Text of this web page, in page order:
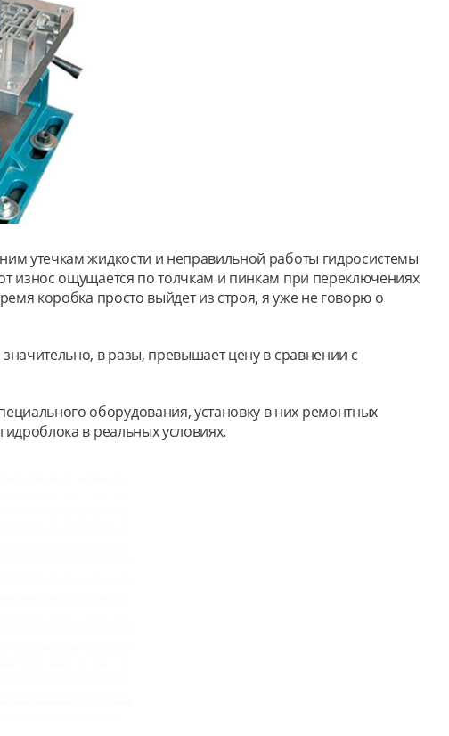
утечкам жидкости и неправильной работы гидросистемы
износ ощущается по толчкам и пинкам при переключениях
коробка просто выйдет из строя, я уже не говорю о
в разы, превышает цену в сравнении с
оборудования, установку в них ремонтных
в реальных условиях.